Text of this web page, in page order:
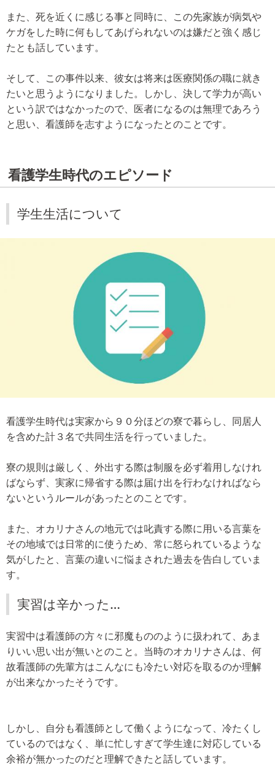
また、死を近くに感じる事と同時に、この先家族が病気や
ケガをした時に何もしてあげられないのは嫌だと強く感じ
たとも話しています。
そして、この事件以来、彼女は将来は医療関係の職に就き
たいと思うようになりました。しかし、決して学力が高い
という訳ではなかったので、医者になるのは無理であろう
と思い、看護師を志すようになったとのことです。
看護学生時代のエピソード
学生生活について
看護学生時代は実家から９０分ほどの寮で暮らし、同居人
を含めた計３名で共同生活を行っていました。
寮の規則は厳しく、外出する際は制服を必ず着用しなけれ
ばならず、実家に帰省する際は届け出を行わなければなら
ないというルールがあったとのことです。
また、オカリナさんの地元では叱責する際に用いる言葉を
その地域では日常的に使うため、常に怒られているような
気がしたと、言葉の違いに悩まされた過去を告白していま
す。
実習は辛かった…
実習中は看護師の方々に邪魔もののように扱われて、あま
りいい思い出が無いとのこと。当時のオカリナさんは、何
故看護師の先輩方はこんなにも冷たい対応を取るのか理解
が出来なかったそうです。
しかし、自分も看護師として働くようになって、冷たくし
ているのではなく、単に忙しすぎて学生達に対応している
余裕が無かったのだと理解できたと話しています。